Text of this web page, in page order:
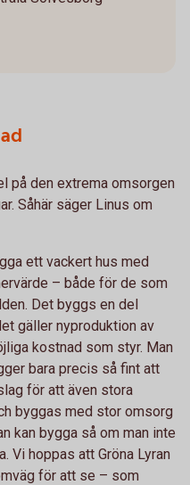
på den extrema omsorgen
Såhär säger Linus om
ett vackert hus med
– både för de som
Det byggs en del
gäller nyproduktion av
kostnad som styr. Man
bara precis så fint att
för att även stora
byggas med stor omsorg
kan bygga så om man inte
Vi hoppas att Gröna Lyran
för att se – som